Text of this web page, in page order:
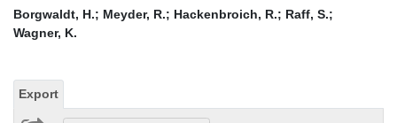
Borgwaldt, H.; Meyder, R.; Hackenbroich, R.; Raff, S.;
Wagner, K.
Export